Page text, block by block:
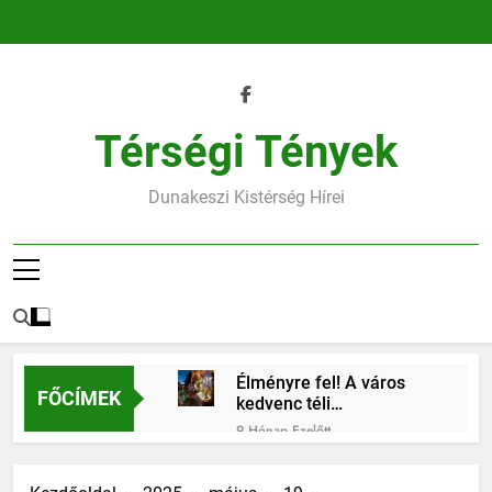
Térségi Tények
Dunakeszi Kistérség Hírei
FŐCÍMEK
Élményre fel! A város
kedvenc téli
találkozóhelye vár rád
9 Hónap Ezelőtt
9 Hónap Ezelőtt